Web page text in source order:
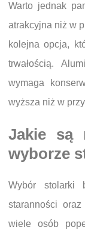
Warto jednak
atrakcyjna niż w
kolejna opcja,
trwałością.
wymaga
wyższa niż w
Jakie są
wyborze
Wybór stolarki
staranności
wiele osób